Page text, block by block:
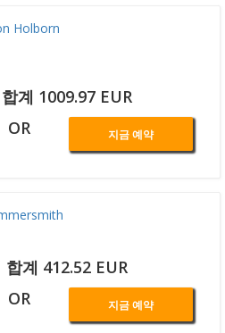
Holborn
계 1009.97 EUR
OR 지금 예약
계 412.52 EUR
OR 지금 예약